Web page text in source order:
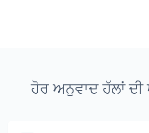
ਹੋਰ ਅਨੁਵਾਦ ਹੱਲਾਂ